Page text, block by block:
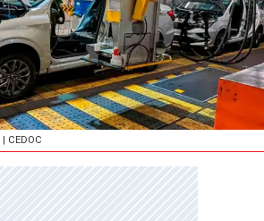
| CEDOC